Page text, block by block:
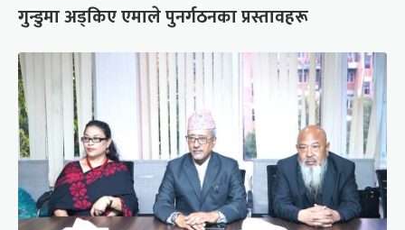
गुन्डुमा अड्किए एमाले पुनर्गठनका प्रस्तावहरू